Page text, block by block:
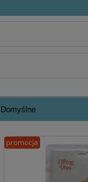
promocja